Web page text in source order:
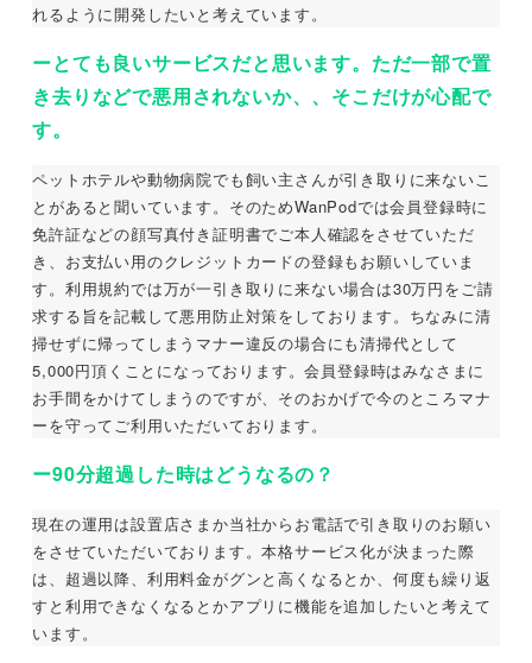
れるように開発したいと考えています。
ーとても良いサービスだと思います。ただ一部で置
き去りなどで悪用されないか、、そこだけが心配で
す。
ペットホテルや動物病院でも飼い主さんが引き取りに来ないこ
とがあると聞いています。そのためWanPodでは会員登録時に
免許証などの顔写真付き証明書でご本人確認をさせていただ
き、お支払い用のクレジットカードの登録もお願いしていま
す。利用規約では万が一引き取りに来ない場合は30万円をご請
求する旨を記載して悪用防止対策をしております。ちなみに清
掃せずに帰ってしまうマナー違反の場合にも清掃代として
5,000円頂くことになっております。会員登録時はみなさまに
お手間をかけてしまうのですが、そのおかげで今のところマナ
ーを守ってご利用いただいております。
ー90分超過した時はどうなるの？
現在の運用は設置店さまか当社からお電話で引き取りのお願い
をさせていただいております。本格サービス化が決まった際
は、超過以降、利用料金がグンと高くなるとか、何度も繰り返
すと利用できなくなるとかアプリに機能を追加したいと考えて
います。